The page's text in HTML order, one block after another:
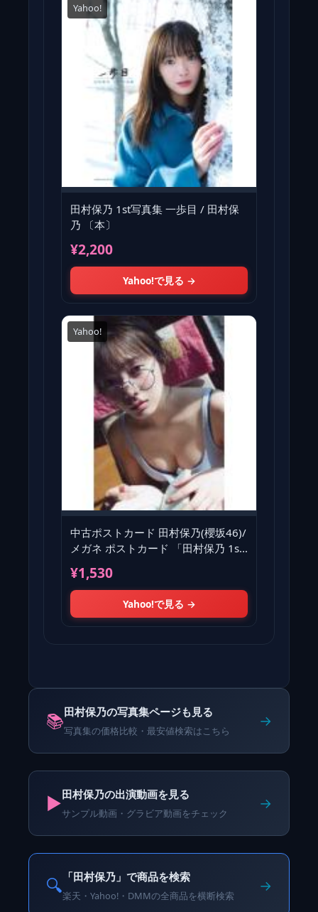
Yahoo!
田村保乃 1st写真集 一歩目 / 田村保
乃 〔本〕
¥2,200
Yahoo!で見る →
Yahoo!
中古ポストカード 田村保乃(櫻坂46)/
メガネ ポストカード 「田村保乃 1st
¥1,530
Yahoo!で見る →
📚田村保乃の写真集ページも見る
写真集の価格比較・最安値検索はこちら
→
▶️田村保乃の出演動画を見る
サンプル動画・グラビア動画をチェック
→
🔍 「田村保乃」で商品を検索
楽天・Yahoo!・DMMの全商品を横断検索
→